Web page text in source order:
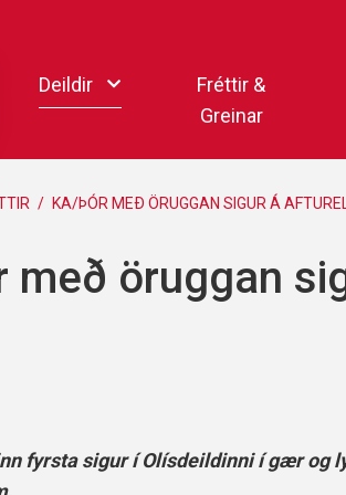
Deildir
Fréttir &
Greinar
/ KA/ÞÓR MEÐ ÖRUGGAN SIGUR Á
með öruggan
fyrsta sigur í Olísdeildinni í gær og